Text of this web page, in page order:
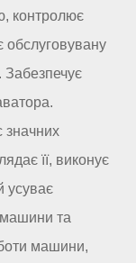
контролює
обслуговувану
Забезпечує
значних
її, виконує
усуває
машини та
машини,